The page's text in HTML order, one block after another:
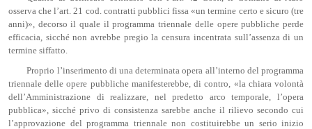
osserva che l’art. 21 cod. contratti pubblici fissa «un termine certo e sicuro (tre
anni)», decorso il quale il programma triennale delle opere pubbliche perde
efficacia, sicché non avrebbe pregio la censura incentrata sull’assenza di un
termine siffatto.
Proprio l’inserimento di una determinata opera all’interno del programma
triennale delle opere pubbliche manifesterebbe, di contro, «la chiara volontà
dell’Amministrazione di realizzare, nel predetto arco temporale, l’opera
pubblica», sicché privo di consistenza sarebbe anche il rilievo secondo cui
l’approvazione del programma triennale non costituirebbe un serio inizio